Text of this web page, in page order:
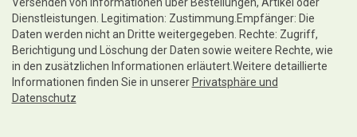
Dienstleistungen. Legitimation: Zustimmung.Empfänger: Die
Daten werden nicht an Dritte weitergegeben. Rechte: Zugriff,
Berichtigung und Löschung der Daten sowie weitere Rechte, wie
in den zusätzlichen Informationen erläutert.Weitere detaillierte
Informationen finden Sie in unserer Privatsphäre und
Datenschutz